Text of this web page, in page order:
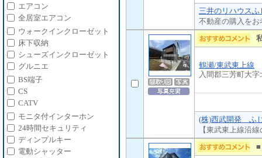
三井のリハウス
不動産の購入を
鶴瀬/東武東上線
入間郡三芳町大字
(株)西武開発 ふ
【東武東上線沿
■
エアコン
全居室エアコン
ウォークインクローゼット
床下収納
シューズインクローゼット
グルニエ
BS端子
CS
CATV
モニタ付インターホン
24時間セキュリティ
ディンプルキー
電動シャッター